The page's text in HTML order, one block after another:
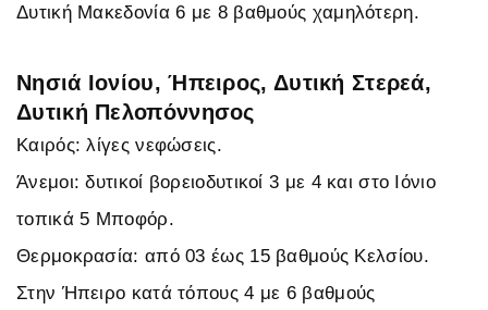
Δυτική Μακεδονία 6 με 8 βαθμούς χαμηλότερη.
Νησιά Ιονίου, Ήπειρος, Δυτική Στερεά,
Δυτική Πελοπόννησος
Καιρός: λίγες νεφώσεις.
Άνεμοι: δυτικοί βορειοδυτικοί 3 με 4 και στο Ιόνιο
τοπικά 5 Μποφόρ.
Θερμοκρασία: από 03 έως 15 βαθμούς Κελσίου.
Στην Ήπειρο κατά τόπους 4 με 6 βαθμούς